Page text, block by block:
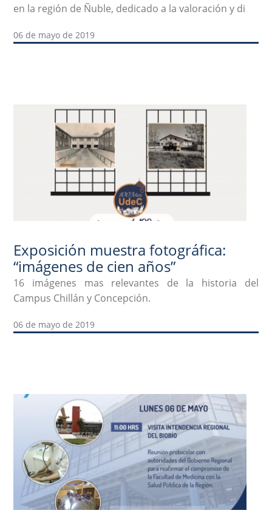
en la región de Ñuble, dedicado a la valoración y di
06 de mayo de 2019
Exposición muestra fotográfica:
“imágenes de cien años”
16 imágenes mas relevantes de la historia del
Campus Chillán y Concepción.
06 de mayo de 2019